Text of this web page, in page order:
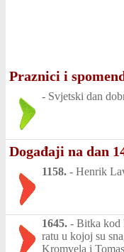
Praznici i
- Svjetski dan
Događaji na dan
1158. - Henrik
1645. - Bitka kod
ratu u kojoj su
Kromvela i